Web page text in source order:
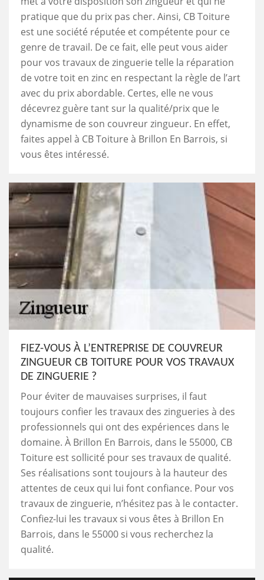
pratique que du prix pas cher. Ainsi, CB Toiture
est une société réputée et compétente pour ce
genre de travail. De ce fait, elle peut vous aider
pour vos travaux de zinguerie telle la réparation
de votre toit en zinc en respectant la règle de l’art
avec du prix abordable. Certes, elle ne vous
décevrez guère tant sur la qualité/prix que le
dynamisme de son couvreur zingueur. En effet,
faites appel à CB Toiture à Brillon En Barrois, si
vous êtes intéressé.
FIEZ-VOUS À L’ENTREPRISE DE COUVREUR
ZINGUEUR CB TOITURE POUR VOS TRAVAUX
DE ZINGUERIE ?
Pour éviter de mauvaises surprises, il faut
toujours confier les travaux des zingueries à des
professionnels qui ont des expériences dans le
domaine. À Brillon En Barrois, dans le 55000, CB
Toiture est sollicité pour ses travaux de qualité.
Ses réalisations sont toujours à la hauteur des
attentes de ceux qui lui font confiance. Pour vos
travaux de zinguerie, n’hésitez pas à le contacter.
Confiez-lui les travaux si vous êtes à Brillon En
Barrois, dans le 55000 si vous recherchez la
qualité.